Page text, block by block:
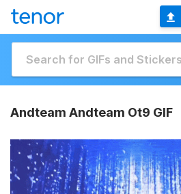
Andteam Andteam Ot9 GIF